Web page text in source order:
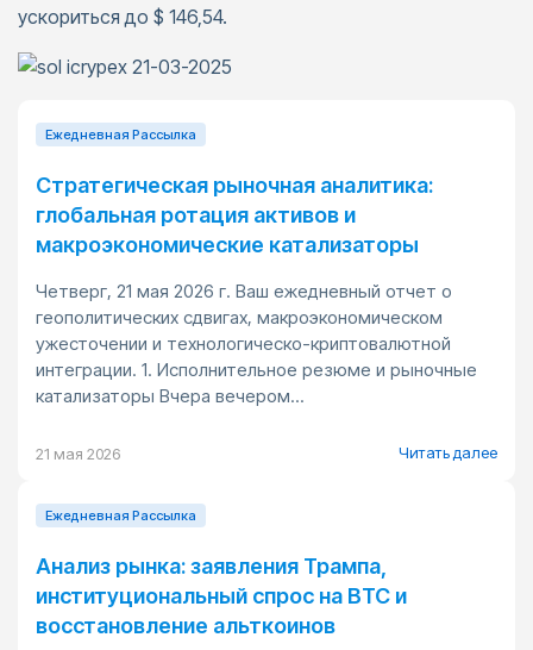
ускориться до $ 146,54.
Ежедневная Pассылка
Стратегическая рыночная аналитика:
глобальная ротация активов и
макроэкономические катализаторы
Четверг, 21 мая 2026 г. Ваш ежедневный отчет о
геополитических сдвигах, макроэкономическом
ужесточении и технологическо-криптовалютной
интеграции. 1. Исполнительное резюме и рыночные
катализаторы Вчера вечером...
21 мая 2026 Читать далее
Ежедневная Pассылка
Анализ рынка: заявления Трампа,
институциональный спрос на BTC и
восстановление альткоинов